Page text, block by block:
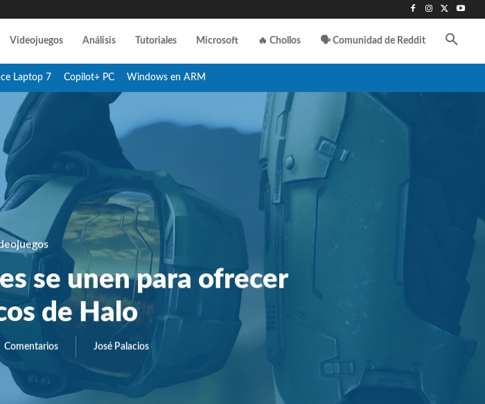
Videojuegos Análisis Tutoriales Microsoft 🔥 Chollos 🗣️ Comunidad de Reddit
Laptop 7 Copilot+ PC Windows en ARM
se unen para ofrecer
de Halo
Comentarios José Palacios